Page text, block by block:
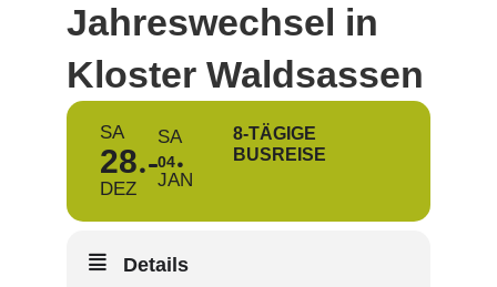
Jahreswechsel in
Kloster Waldsassen
SA
28
DEZ
SA
04
JAN
8-TÄGIGE
BUSREISE
Details